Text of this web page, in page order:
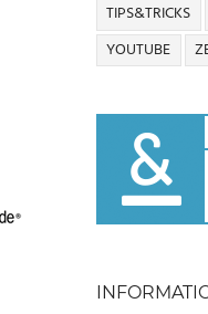
TIPS&TRICKS
YOUTUBE